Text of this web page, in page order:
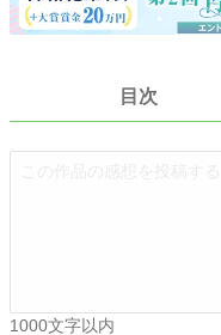
更新日時 2025.08.22 21:20
2025.08.23 08:16
目次
1000文字以内